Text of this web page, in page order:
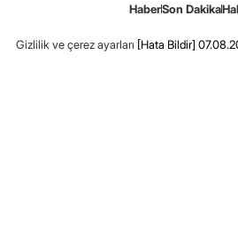
HaberSon Dakika
Gizlilik ve çerez ayarları [Hata Bildir]